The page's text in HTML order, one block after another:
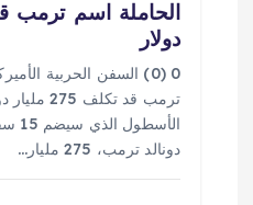
دولار
0 (0) السفن الحربية
ترمب قد
دونالد ترمب، 275 مليار…